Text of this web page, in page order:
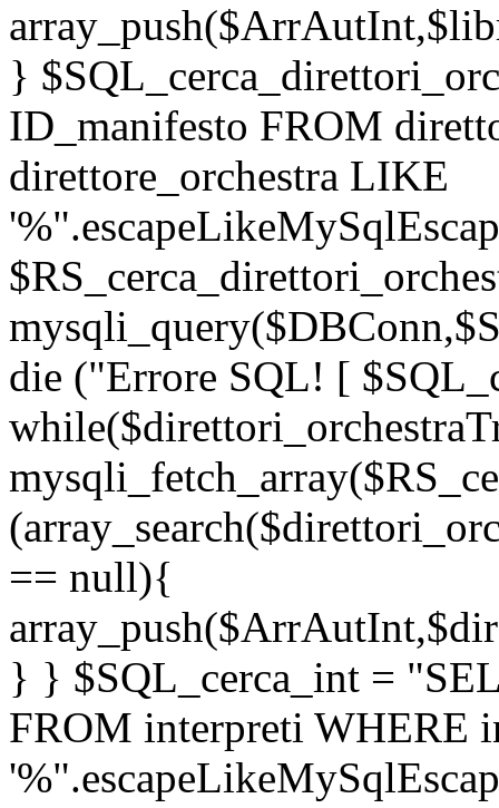
}
ID_manifesto FROM
direttore_orchestra LIKE
die ("Errore SQL! [
== null){
} } $SQL_cerca_int =
FROM interpreti WHERE